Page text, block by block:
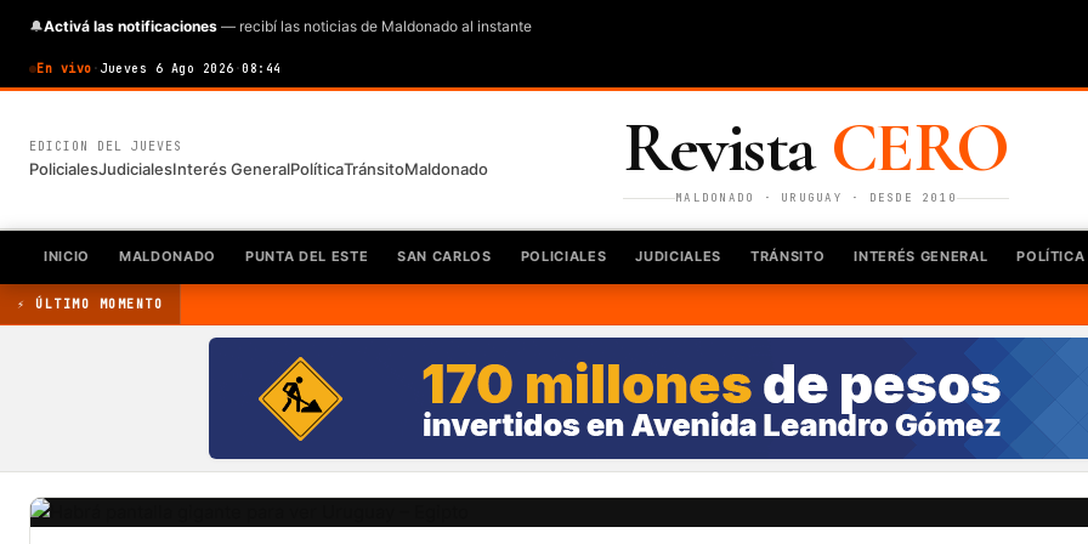
🔔Activá las notificaciones — recibí las noticias de Maldonado al instante
En vivo · Jueves 6 Ago 2026 ·08:44
EDICION DEL JUEVES
PolicialesJudicialesInterés GeneralPolíticaTránsitoMaldonado RevistaCERO
MALDONADO · URUGUAY · DESDE 2010
INICIO MALDONADO PUNTA DEL ESTE SAN CARLOS POLICIALES JUDICIALES TRÁNSITO INTERÉS GENERAL POLÍTICA
⚡ ÚLTIMO MOMENTO